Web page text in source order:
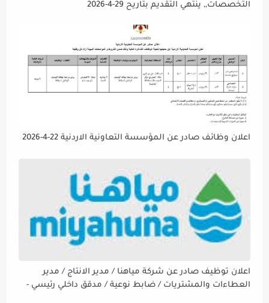
التخصصات,, ينتهي التقديم بتاريح 29-4-2026
اعلان وظائف صادر عن المؤسسة التعاونية الاردنية 22-4-2026
اعلان توظيف صادر عن شركة مياهنا / مدير الانتاج / مدير
العطاءات والمشتريات / ضابط نوعية / مدقق داخلي رئيسي -